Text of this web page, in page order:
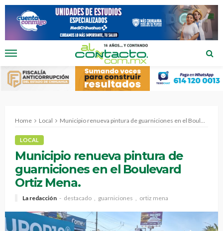
Home Local Municipio renueva pintura de guarniciones en el Boulevard Ortiz Mena.
LOCAL
Municipio renueva pintura de
guarniciones en el Boulevard
Ortiz Mena.
La redacción destacado guarniciones ortiz mena